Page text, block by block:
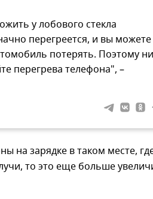
у лобового стекла
перегреется, и вы можете
потерять. Поэтому ни
перегрева телефона", –
на зарядке в таком месте,
то это еще больше